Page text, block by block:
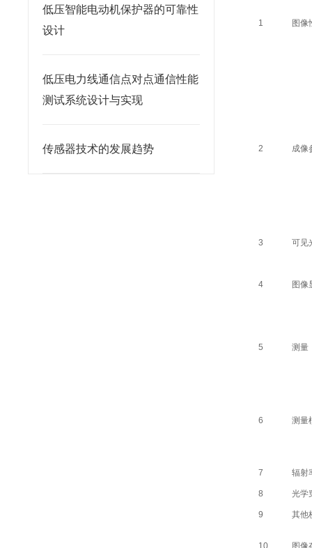
低压智能电动机保护器的可靠性
设计
低压电力线通信点对点通信性能
测试系统设计与实现
传感器技术的发展趋势
1 图像
2 成像
3 可见
4 图像
5 测量
6 测量
7 辐射
8 光学
9 其他
10 图像